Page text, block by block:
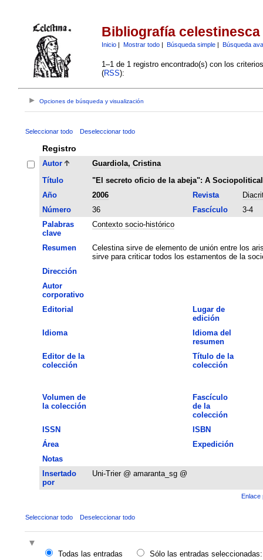
Bibliografía celestinesca
Inicio| Mostrar todo| Búsqueda simple| Búsqueda
1–1 de 1 registro encontrado(s) con los
(RSS):
Opciones de búsqueda y visualización
Seleccionar todo Deseleccionar todo
Registro
Autor
Guardiola, Cristina
Título
"El secreto oficio de la abeja": A
Año
2006 Revista
Número
36 Fascículo
3-4
Palabras
clave
Contexto socio-histórico
Resumen
Celestina sirve de elemento de unión entre los
sirve para criticar todos los estamentos de la
Dirección
Autor
corporativo
Editorial
Lugar de
edición
Idioma
Idioma del
resumen
Editor de la
colección
Título de la
colección
Volumen de
la colección
Fascículo
de la
colección
ISSN
ISBN
Área
Expedición
Notas
Insertado
por
Uni-Trier @ amaranta_sg @
Enlace
Seleccionar todo Deseleccionar todo
Todas las entradas
Sólo las entradas seleccionadas: